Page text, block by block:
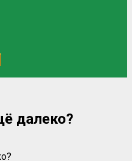
далеко?